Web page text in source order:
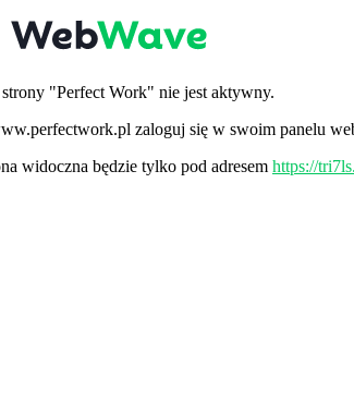
"Perfect Work" nie jest aktywny.
zaloguj się w swoim panelu
widoczna będzie tylko pod adresem https://